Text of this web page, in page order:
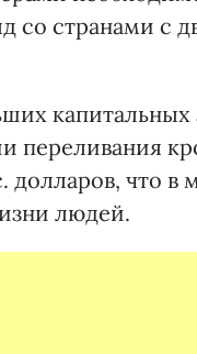
со странами с
капитальных
переливания
что в
людей.